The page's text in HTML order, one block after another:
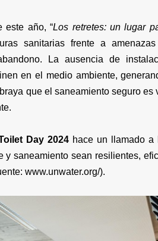
este año, “Los retretes: un lugar
sanitarias frente a
La ausencia de
en el medio ambiente,
que el saneamiento seguro
Day 2024hace un llamado a
y saneamiento sean resilientes,
www.unwater.org/).